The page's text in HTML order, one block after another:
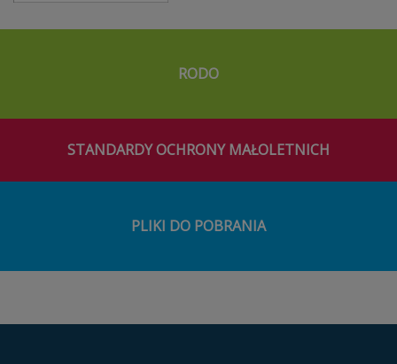
RODO
STANDARDY OCHRONY MAŁOLETNICH
PLIKI DO POBRANIA